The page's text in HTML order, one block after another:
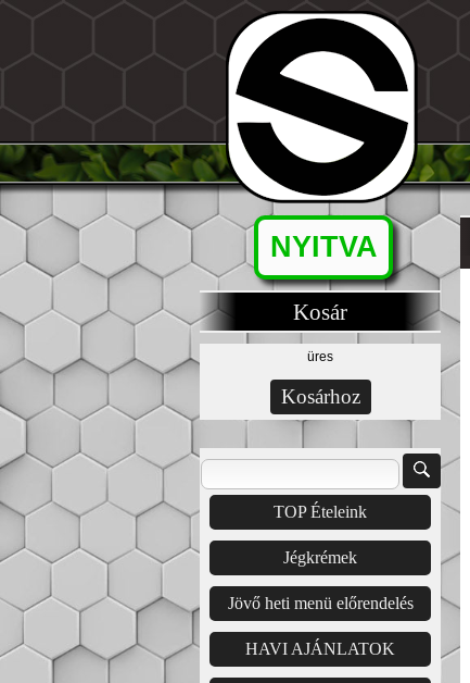
NYITVA
Kosár
üres
TOP Ételeink
Jégkrémek
Jövő heti menü előrendelés
HAVI AJÁNLATOK